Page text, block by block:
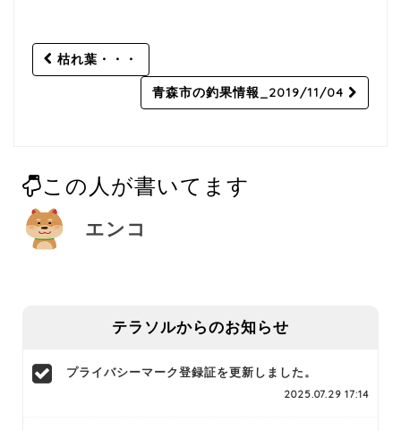
Post
navigation
枯れ葉・・・
青森市の釣果情報_2019/11/04
この人が書いてます
エンコ
テラソルからのお知らせ
プライバシーマーク登録証を更新しました。
2025.07.29 17:14